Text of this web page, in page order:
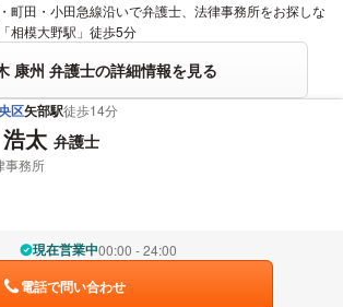
町田・小田急線沿いで弁護士、法律事務所をお探しな
相模大野駅」徒歩5分
康州 弁護士の詳細情報を見る
区矢部駅徒歩14分
太 弁護士
事務所
現在営業中00:00 - 24:00
電話で問い合わせ